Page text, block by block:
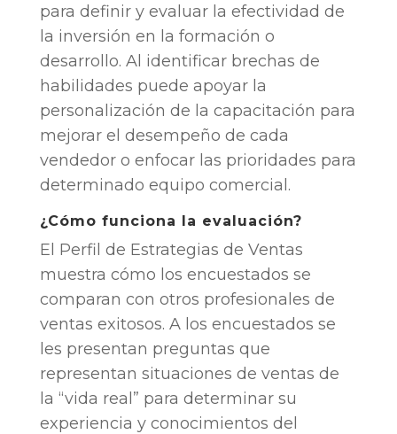
para definir y evaluar la efectividad de
la inversión en la formación o
desarrollo. Al identificar brechas de
habilidades puede apoyar la
personalización de la capacitación para
mejorar el desempeño de cada
vendedor o enfocar las prioridades para
determinado equipo comercial.
¿Cómo funciona la evaluación?
El Perfil de Estrategias de Ventas
muestra cómo los encuestados se
comparan con otros profesionales de
ventas exitosos. A los encuestados se
les presentan preguntas que
representan situaciones de ventas de
la “vida real” para determinar su
experiencia y conocimientos del